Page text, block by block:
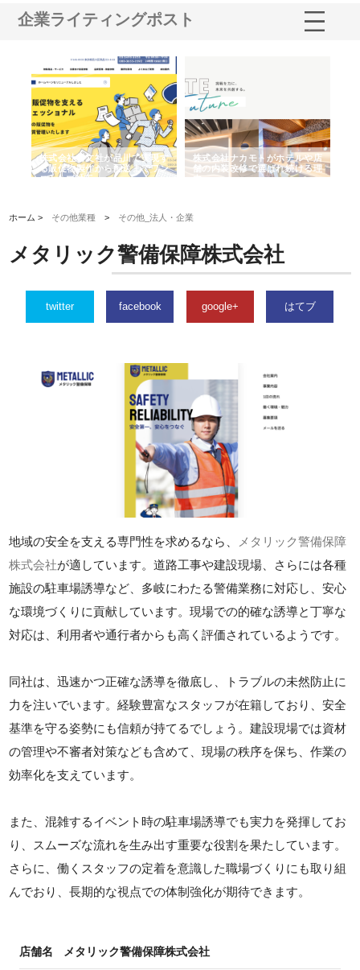
企業ライティングポスト
株式会社耕文社が品川で実現す
る販促物製作から配送までワン
ストップ対応
株式会社ナカモトがホテルや店
舗の内装改修で選ばれ続ける理
由
ホーム > その他業種 > その他_法人・企業
メタリック警備保障株式会社
twitter facebook google+ はてブ
地域の安全を支える専門性を求めるなら、
メタリック警備保障
株式会社が適しています。道路工事や建設現場、さらには各種
施設の駐車場誘導など、多岐にわたる警備業務に対応し、安心
な環境づくりに貢献しています。現場での的確な誘導と丁寧な
対応は、利用者や通行者からも高く評価されているようです。
同社は、迅速かつ正確な誘導を徹底し、トラブルの未然防止に
力を注いでいます。経験豊富なスタッフが在籍しており、安全
基準を守る姿勢にも信頼が持てるでしょう。建設現場では資材
の管理や不審者対策なども含めて、現場の秩序を保ち、作業の
効率化を支えています。
また、混雑するイベント時の駐車場誘導でも実力を発揮してお
り、スムーズな流れを生み出す重要な役割を果たしています。
さらに、働くスタッフの定着を意識した職場づくりにも取り組
んでおり、長期的な視点での体制強化が期待できます。
店舗名 メタリック警備保障株式会社